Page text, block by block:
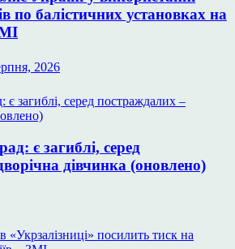
по балістичних установках на
2026
є загиблі, серед
дівчинка (оновлено)